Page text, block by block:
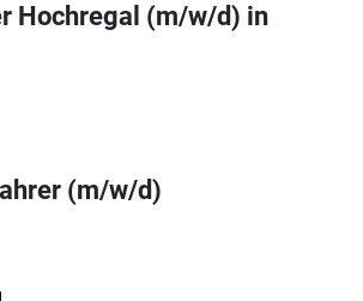
Hochregal (m/w/d) in
(m/w/d)